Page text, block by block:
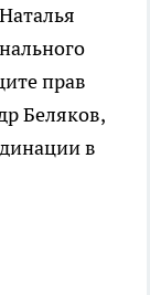
прав
Беляков,
в